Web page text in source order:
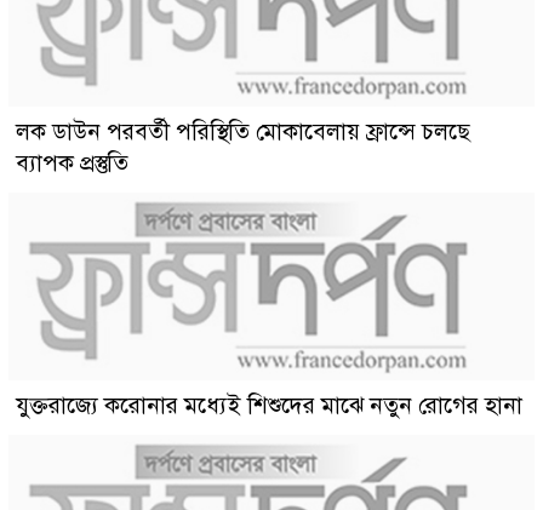
লক ডাউন পরবর্তী পরিস্থিতি মোকাবেলায় ফ্রান্সে চলছে
ব্যাপক প্রস্তুতি
যুক্তরাজ্যে করোনার মধ্যেই শিশুদের মাঝে নতুন রোগের হানা